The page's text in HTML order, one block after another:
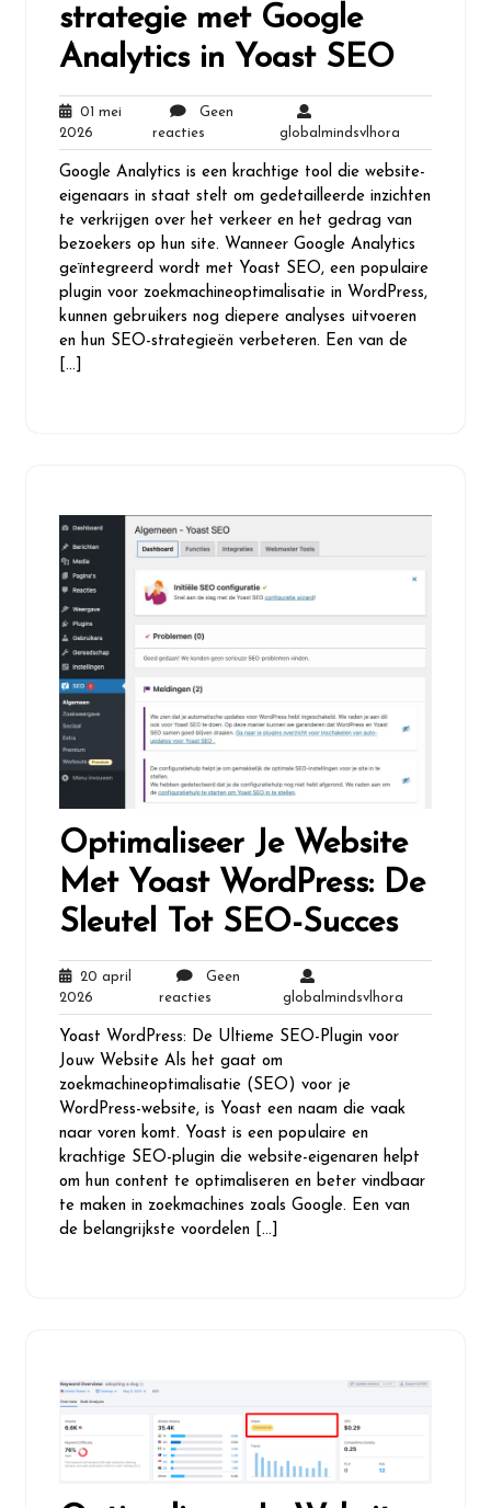
strategie met Google
Analytics in Yoast SEO
01 mei
2026
mei
2026
Geen
reactiesGeen
reacties
globalmindsvlhora
Google Analytics is een krachtige tool die website-
eigenaars in staat stelt om gedetailleerde inzichten
te verkrijgen over het verkeer en het gedrag van
bezoekers op hun site. Wanneer Google Analytics
geïntegreerd wordt met Yoast SEO, een populaire
plugin voor zoekmachineoptimalisatie in WordPress,
kunnen gebruikers nog diepere analyses uitvoeren
en hun SEO-strategieën verbeteren. Een van de
[…]
Optimaliseer Je Website
Met Yoast WordPress: De
Sleutel Tot SEO-Succes
20 april
2026
april
2026
Geen
reactiesGeen
reacties
globalmindsvlhora
Yoast WordPress: De Ultieme SEO-Plugin voor
Jouw Website Als het gaat om
zoekmachineoptimalisatie (SEO) voor je
WordPress-website, is Yoast een naam die vaak
naar voren komt. Yoast is een populaire en
krachtige SEO-plugin die website-eigenaren helpt
om hun content te optimaliseren en beter vindbaar
te maken in zoekmachines zoals Google. Een van
de belangrijkste voordelen […]